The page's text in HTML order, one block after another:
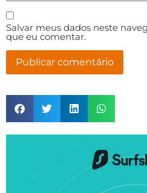
Salvar meus dados neste
que eu comentar.